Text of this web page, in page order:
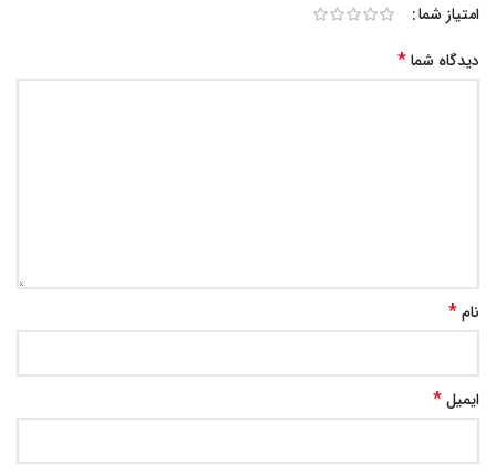
امتیاز شما
دیدگاه شما*
نام*
ایمیل*